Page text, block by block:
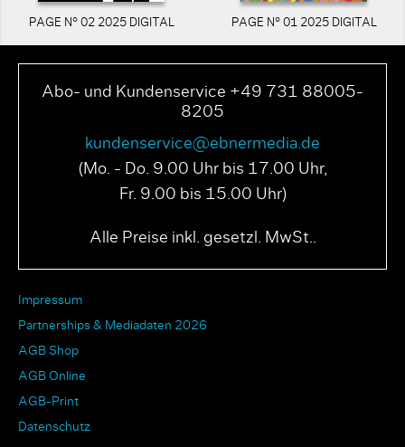
PAGE N° 02 2025 DIGITAL PAGE N° 01 2025 DIGITAL
Abo- und Kundenservice +49 731 88005-
8205
kundenservice@ebnermedia.de
(Mo. - Do. 9.00 Uhr bis 17.00 Uhr,
Fr. 9.00 bis 15.00 Uhr)
Alle Preise inkl. gesetzl. MwSt..
Impressum
Partnerships & Mediadaten 2026
AGB Shop
AGB Online
AGB-Print
Datenschutz